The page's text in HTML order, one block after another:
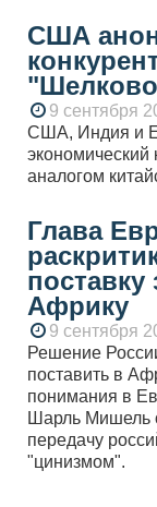
США
9 сентября
США, Индия и
экономический
аналогом
Глава
Африку
9 сентября
Решение
поставить в
понимания в
Шарль Мишель
передачу
"цинизмом".